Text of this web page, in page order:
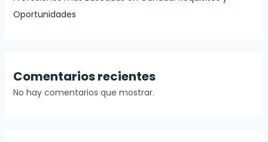
Oportunidades
Comentarios recientes
No hay comentarios que mostrar.